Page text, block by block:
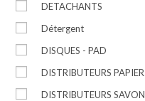
DETACHANTS
Détergent
DISQUES - PAD
DISTRIBUTEURS PAPIER
DISTRIBUTEURS SAVON